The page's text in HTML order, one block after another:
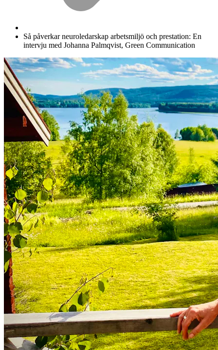
Så påverkar neuroledarskap arbetsmiljö och prestation: En
intervju med Johanna Palmqvist, Green Communication